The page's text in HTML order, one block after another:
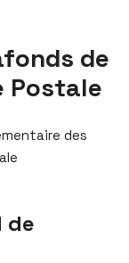
de
Postale
de